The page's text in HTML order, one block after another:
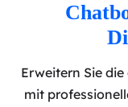
Erweitern Sie
mit